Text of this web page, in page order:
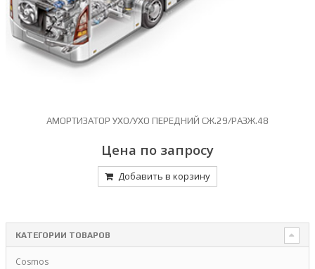
АМОРТИЗАТОР УХО/УХО ПЕРЕДНИЙ СЖ.29/РАЗЖ.48
Цена по запросу
Добавить в корзину
КАТЕГОРИИ ТОВАРОВ
Cosmos